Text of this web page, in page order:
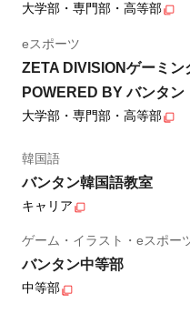
大学部・専門部・高等部
eスポーツ
ZETA DIVISIONゲーミン
POWERED BY バンタン
大学部・専門部・高等部
韓国語
バンタン韓国語教室
キャリア
ゲーム・イラスト・eスポー
バンタン中等部
中等部